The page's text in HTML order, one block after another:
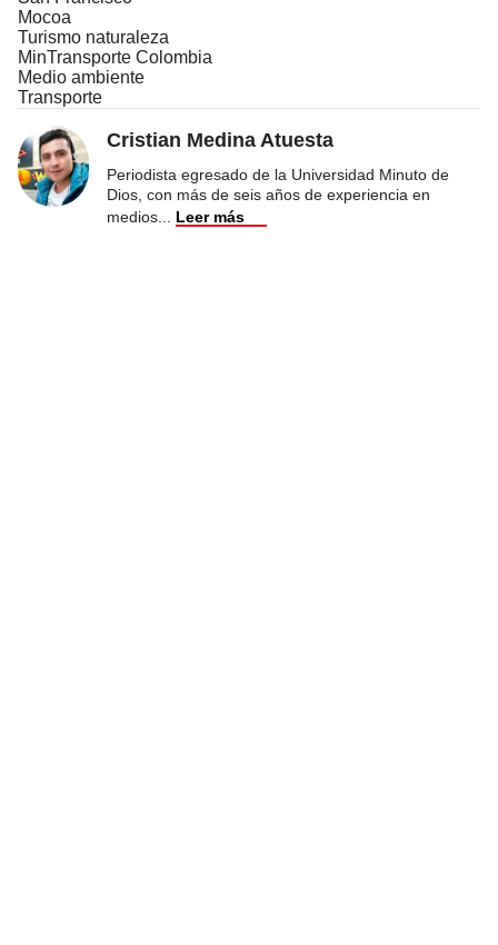
Mocoa
Turismo naturaleza
MinTransporte Colombia
Medio ambiente
Transporte
Cristian Medina Atuesta
Periodista egresado de la Universidad Minuto de
Dios, con más de seis años de experiencia en
medios
Leer más